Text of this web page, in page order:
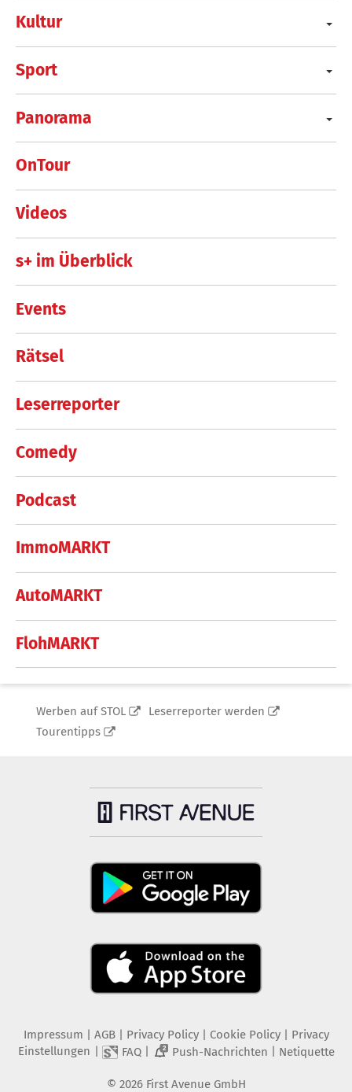
Kultur
Sport
Panorama
OnTour
Videos
s+ im Überblick
Events
Rätsel
Leserreporter
Comedy
Podcast
ImmoMARKT
AutoMARKT
FlohMARKT
Werben auf STOL
Leserreporter werden
Tourentipps
Impressum AGB Privacy Policy| Cookie Policy| Privacy
Einstellungen
FAQ| 2 Push-Nachrichten Netiquette
© 2026 First Avenue GmbH